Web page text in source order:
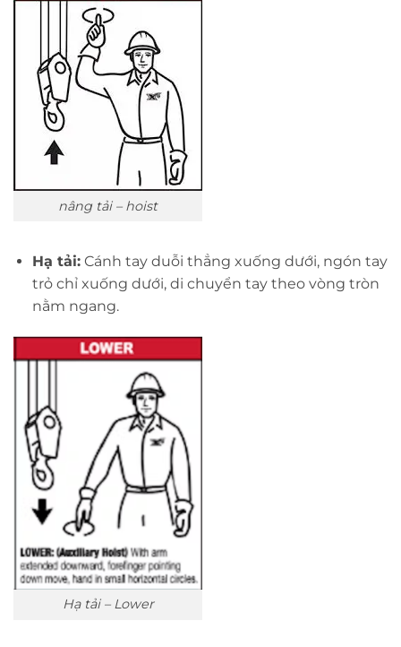
nâng tải – hoist
Hạ tải:Cánh tay duỗi thẳng xuống dưới, ngón tay
trỏ chỉ xuống dưới, di chuyển tay theo vòng tròn
nằm ngang.
Hạ tải – Lower